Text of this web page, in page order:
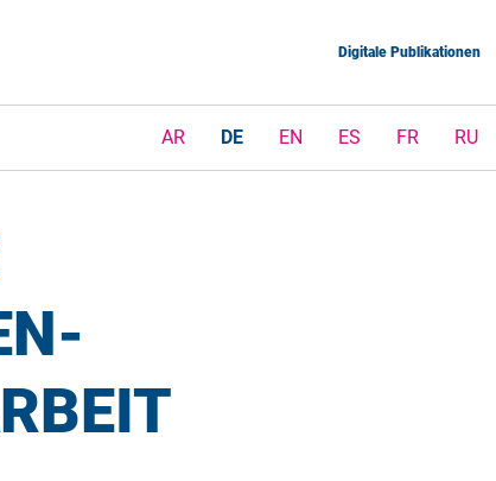
Digitale Publikationen
AR DE EN ES FR RU